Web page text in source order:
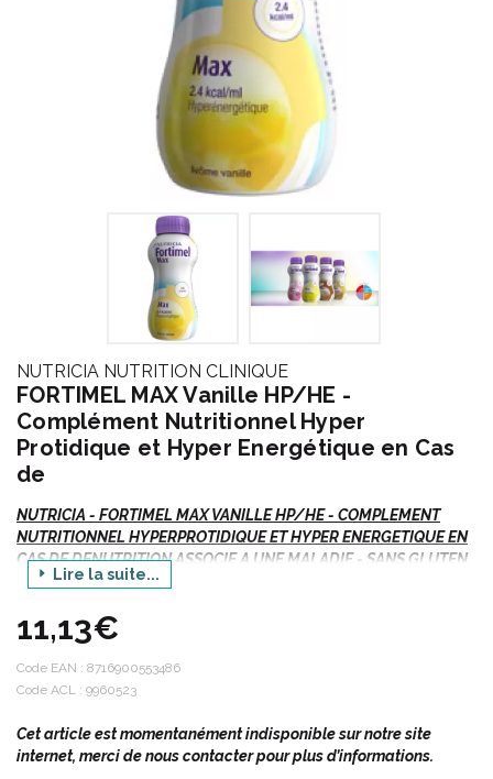
NUTRICIA NUTRITION CLINIQUE
FORTIMEL MAX Vanille HP/HE -
Complément Nutritionnel Hyper
Protidique et Hyper Energétique en Cas
de
NUTRICIA - FORTIMEL MAX VANILLE HP/HE - COMPLEMENT
NUTRITIONNEL HYPERPROTIDIQUE ET HYPER ENERGETIQUE EN
CAS DE DENUTRITION ASSOCIE A UNE MALADIE - SANS GLUTEN,
SANS LACTOSE - STERILISE UHT - 4x Bouteille/300ml
Nutrition orale.
Besoins nutritionnels en cas de dénutrition associée à une
Lire la suite...
11,13€
Code EAN : 8716900553486
Code ACL : 9960523
Cet article est momentanément indisponible sur notre site
internet, merci de nous contacter pour plus d’informations.